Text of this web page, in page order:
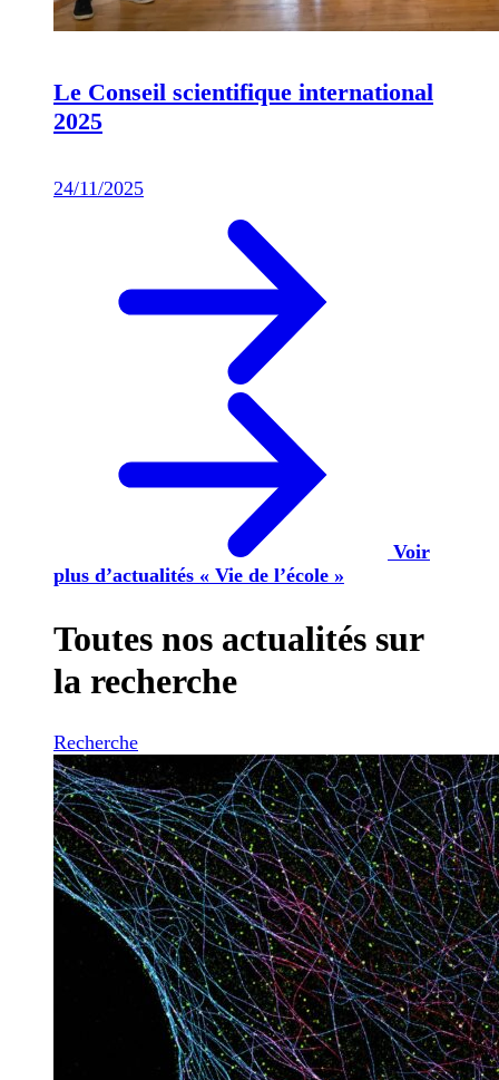
Le Conseil scientifique international
2025
24/11/2025
Voir
plus d’actualités « Vie de l’école »
Toutes nos actualités sur
la recherche
Recherche